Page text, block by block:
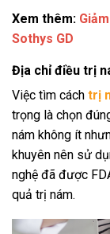
Xem thêm:
Sothys GD
Địa chỉ điều trị
Việc tìm cách trị
trọng là chọn
nám không ít
khuyên nên sử
nghệ đã được
quả trị nám.